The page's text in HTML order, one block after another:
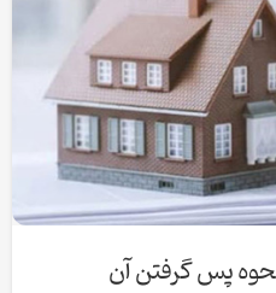
پس گرفتن آن